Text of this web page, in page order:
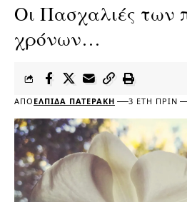
Οι Πασχαλιές των
χρόνων…
ΑΠΌ ΕΛΠΊΔΑ ΠΑΤΕΡΆΚΗ 3 ΈΤΗ ΠΡΙΝ